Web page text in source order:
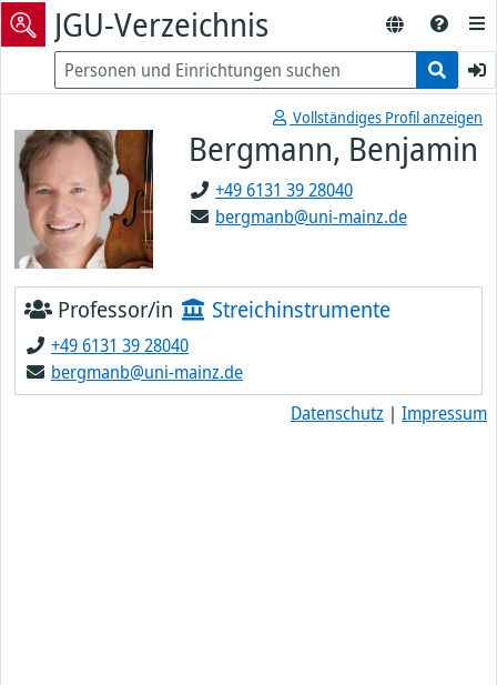
JGU-Verzeichnis
Vollständiges Profil anzeigen
Bergmann, Benjamin
+49 6131 39 28040
bergmanb@uni-mainz.de
Professor/in Streichinstrumente
+49 6131 39 28040
bergmanb@uni-mainz.de
Datenschutz | Impressum